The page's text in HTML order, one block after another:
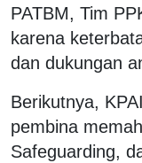
PATBM, Tim
karena
dan dukungan
Berikutnya,
pembina
Safeguarding,